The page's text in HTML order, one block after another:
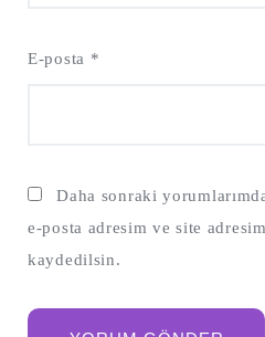
E-posta *
Daha sonraki
e-posta adresim ve site
kaydedilsin.